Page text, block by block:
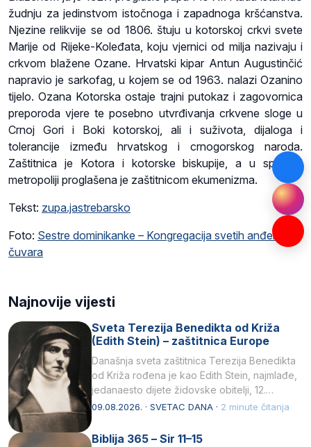
žudnju za jedinstvom istočnoga i zapadnoga kršćanstva.
Njezine relikvije se od 1806. štuju u kotorskoj crkvi svete
Marije od Rijeke-Koleđata, koju vjernici od milja nazivaju i
crkvom blažene Ozane. Hrvatski kipar Antun Augustinčić
napravio je sarkofag, u kojem se od 1963. nalazi Ozanino
tijelo. Ozana Kotorska ostaje trajni putokaz i zagovornica
preporoda vjere te posebno utvrđivanja crkvene sloge u
Crnoj Gori i Boki kotorskoj, ali i suživota, dijaloga i
tolerancije između hrvatskog i crnogorskog naroda.
Zaštitnica je Kotora i kotorske biskupije, a u splitskoj
metropoliji proglašena je zaštitnicom ekumenizma.
Tekst: zupa.jastrebarsko
Foto: Sestre dominikanke – Kongregacija svetih anđela
čuvara
Najnovije vijesti
Sveta Terezija Benedikta od Križa
(Edith Stein) – zaštitnica Europe
Današnja sveta zaštitnica Terezija Benedikta
od Križa rođena je kao Edith Stein, najmlađe,
jedanaesto dijete židovske obitelji, 12.
listopada 1891, u Wrocławu…
09.08.2026. · SVETAC DANA · 2 minute čitanja
Biblija 365 – Sir 11–15